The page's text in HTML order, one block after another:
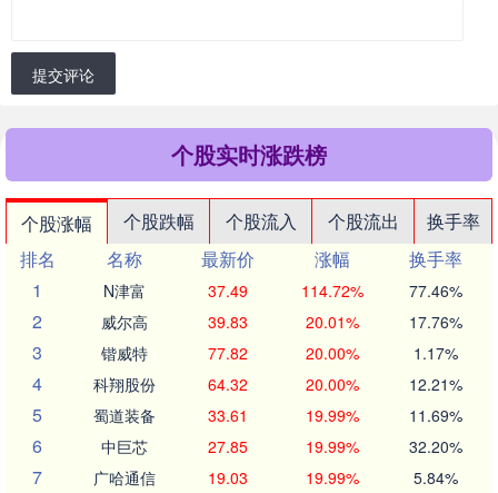
提交评论
个股实时涨跌榜
个股涨幅 个股跌幅 个股流入 个股流出
换手率
排名
名称 最新价 涨幅
换手率
1
N津富 37.49 114.72% 77.46%
2 威尔高 39.83 20.01% 17.76%
3 锴威特 77.82 20.00% 1.17%
4 科翔股份 64.32 20.00% 12.21%
5 蜀道装备 33.61 19.99% 11.69%
6 中巨芯 27.85 19.99% 32.20%
7 广哈通信 19.03 19.99% 5.84%